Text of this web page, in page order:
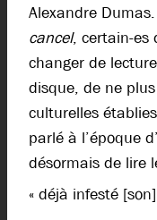
Alexandre
cancel, certain-es
changer de
disque, de ne
culturelles
parlé à l’époque
désormais de lire
« déjà infesté